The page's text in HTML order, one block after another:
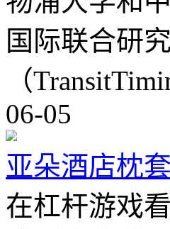
国际联合研
（
06-05
亚朵酒店枕
在杠杆游戏